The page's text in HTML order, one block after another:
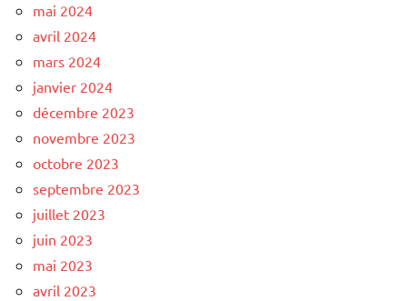
mai 2024
avril 2024
mars 2024
janvier 2024
décembre 2023
novembre 2023
octobre 2023
septembre 2023
juillet 2023
juin 2023
mai 2023
avril 2023